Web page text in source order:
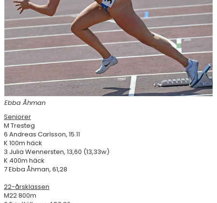
NIU BORÅS
MÅNADENS FRIIDROTTARE
Ebba Åhman
Seniorer
M Tresteg
6 Andreas Carlsson, 15.11
K 100m häck
3 Julia Wennersten, 13,60 (13,33w)
K 400m häck
7 Ebba Åhman, 61,28
22-årsklassen
M22 800m